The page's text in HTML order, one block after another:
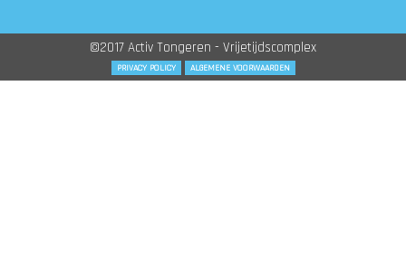
©2017 Activ Tongeren - Vrijetijdscomplex
PRIVACY POLICY ALGEMENE VOORWAARDEN